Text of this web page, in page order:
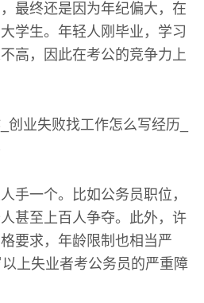
最终还是因为年纪偏大，在
学生。年轻人刚毕业，学习
高，因此在考公的竞争力上
手一个。比如公务员职位，
甚至上百人争夺。此外，许
要求，年龄限制也相当严
上失业者考公务员的严重障